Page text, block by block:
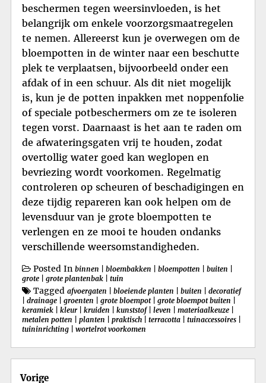
beschermen tegen weersinvloeden, is het
belangrijk om enkele voorzorgsmaatregelen
te nemen. Allereerst kun je overwegen om de
bloempotten in de winter naar een beschutte
plek te verplaatsen, bijvoorbeeld onder een
afdak of in een schuur. Als dit niet mogelijk
is, kun je de potten inpakken met noppenfolie
of speciale potbeschermers om ze te isoleren
tegen vorst. Daarnaast is het aan te raden om
de afwateringsgaten vrij te houden, zodat
overtollig water goed kan weglopen en
bevriezing wordt voorkomen. Regelmatig
controleren op scheuren of beschadigingen en
deze tijdig repareren kan ook helpen om de
levensduur van je grote bloempotten te
verlengen en ze mooi te houden ondanks
verschillende weersomstandigheden.
Posted In binnen bloembakken bloempotten buiten
grote
grote plantenbak tuin
Tagged afvoergaten bloeiende planten buiten
decoratief
drainage groenten grote bloempot| grote bloempot buiten
keramiek
kleur kruiden kunststof| leven materiaalkeuze
metalen potten
planten praktisch terracotta tuinaccessoires
tuininrichting
wortelrot voorkomen
Berichtnavigatie
Vorige